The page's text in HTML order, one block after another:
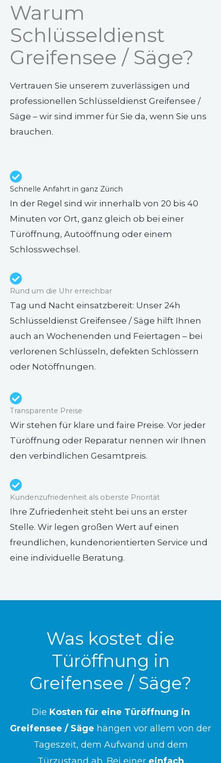
Warum
Schlüsseldienst
Greifensee / Säge?
Vertrauen Sie unserem zuverlässigen und
professionellen Schlüsseldienst Greifensee /
Säge – wir sind immer für Sie da, wenn Sie uns
brauchen.
Schnelle Anfahrt in ganz Zürich
In der Regel sind wir innerhalb von 20 bis 40
Minuten vor Ort, ganz gleich ob bei einer
Türöffnung, Autoöffnung oder einem
Schlosswechsel.
Rund um die Uhr erreichbar
Tag und Nacht einsatzbereit: Unser 24h
Schlüsseldienst Greifensee / Säge hilft Ihnen
auch an Wochenenden und Feiertagen – bei
verlorenen Schlüsseln, defekten Schlössern
oder Notöffnungen.
Transparente Preise
Wir stehen für klare und faire Preise. Vor jeder
Türöffnung oder Reparatur nennen wir Ihnen
den verbindlichen Gesamtpreis.
Kundenzufriedenheit als oberste Priorität
Ihre Zufriedenheit steht bei uns an erster
Stelle. Wir legen großen Wert auf einen
freundlichen, kundenorientierten Service und
eine individuelle Beratung.
Was kostet die
Türöffnung in
Greifensee / Säge?
Die Kosten für eine Türöffnung in
Greifensee / Säge hängen vor allem von der
Tageszeit, dem Aufwand und dem